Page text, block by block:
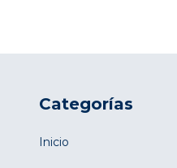
Categorías
Inicio